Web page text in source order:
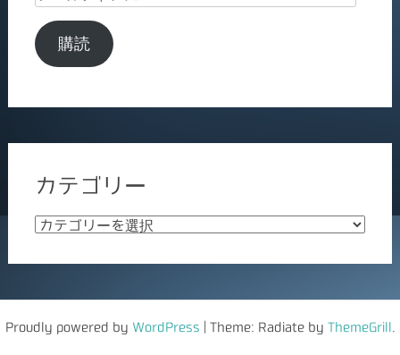
ル
ア
購読
カテゴリー
カ
ゴ
Proudly powered by WordPress Theme: Radiate by ThemeGrill